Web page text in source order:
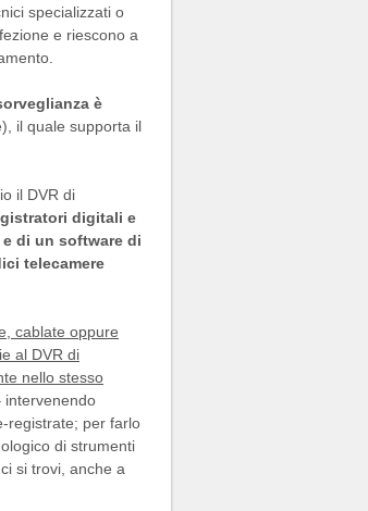
specializzati o
e riescono a
è
il quale supporta il
il DVR di
digitali e
di un software di
telecamere
cablate oppure
al DVR di
nello stesso
intervenendo
registrate; per farlo
di strumenti
si trovi, anche a